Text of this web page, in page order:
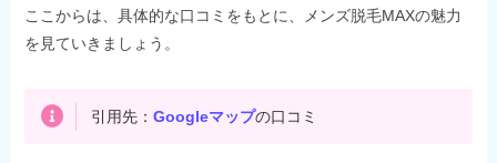
ここからは、具体的な口コミをもとに、メンズ脱毛MAXの魅力
を見ていきましょう。
引用先： Googleマップの口コミ